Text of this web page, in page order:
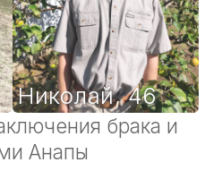
Николай,46
брака и
Анапы